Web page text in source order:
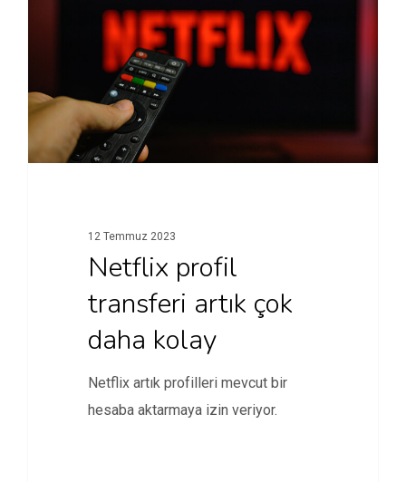
12 Temmuz 2023
Netflix profil
transferi artık çok
daha kolay
Netflix artık profilleri mevcut bir
hesaba aktarmaya izin veriyor.